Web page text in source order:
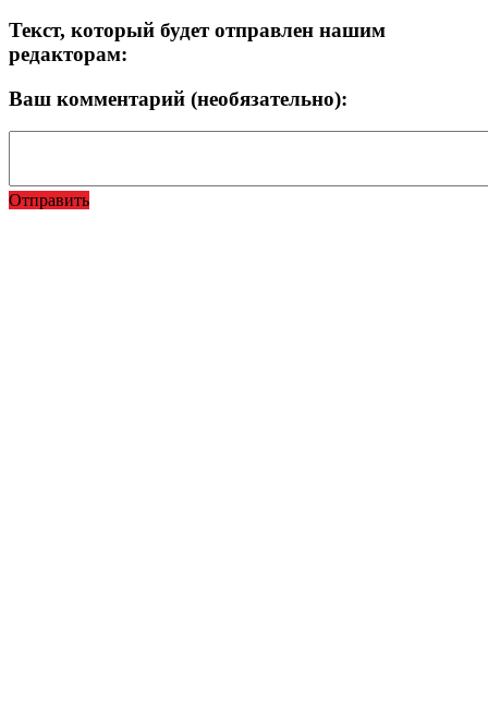
Текст, который будет отправлен нашим
редакторам:
Ваш комментарий (необязательно):
Отправить